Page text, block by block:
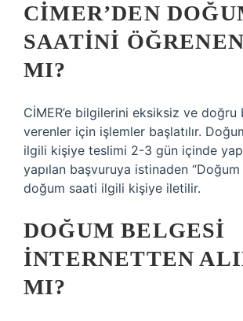
CİMER’DEN
SAATINI
MI?
CİMER’e bilgilerini eksiksiz ve
verenler için işlemler başlatılır.
ilgili kişiye teslimi 2-3 gün içinde
yapılan başvuruya istinaden
doğum saati ilgili kişiye iletilir.
DOĞUM BELGESI
INTERNETTEN
MI?